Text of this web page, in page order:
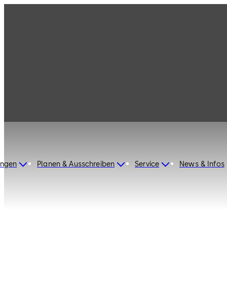
Planen & Ausschreiben Service News & Infos